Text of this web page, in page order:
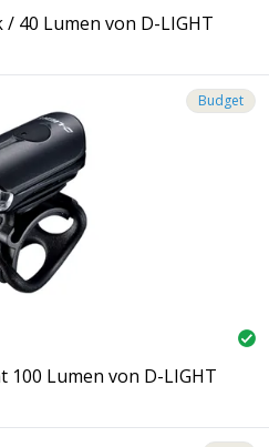
/ 40 Lumen von D-LIGHT
Budget
100 Lumen von D-LIGHT